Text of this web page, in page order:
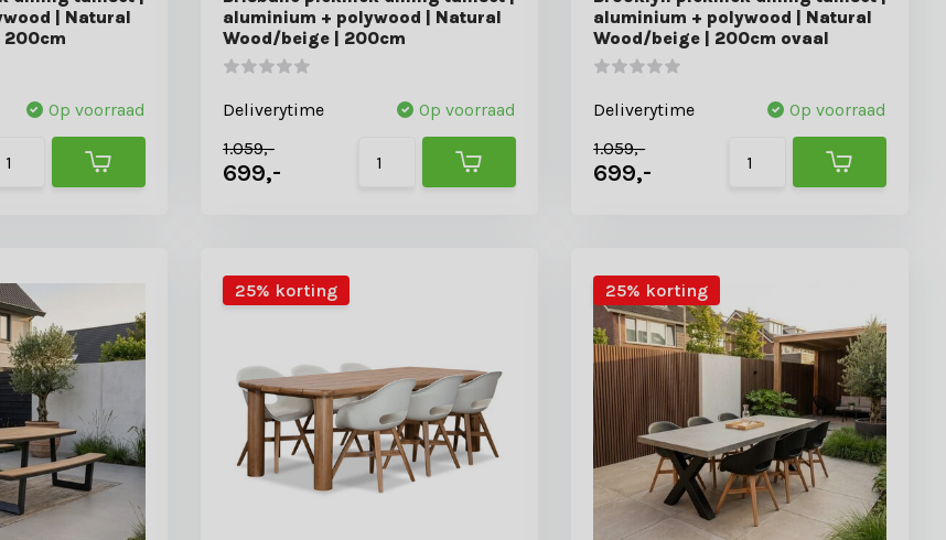
| Natural
Op voorraad
aluminium + polywood | Natural
Wood/beige | 200cm
Deliverytime
Op voorraad
1.059,-
699,-
aluminium + polywood | Natural
Wood/beige | 200cm ovaal
Deliverytime
Op voorraad
1.059,-
699,-
25% korting 25% korting